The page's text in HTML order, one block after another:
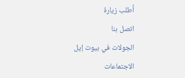
أُطلب زيارة
اتصل بنا
الجولات في بيوت إيل
الاجتماعات